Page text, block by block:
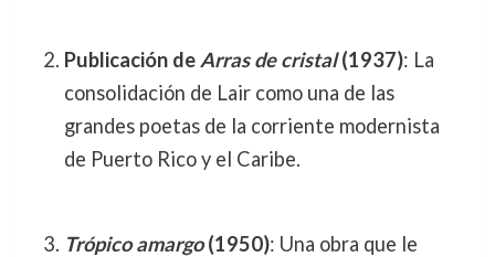
Publicación deArras de cristal(1937): La
consolidación de Lair como una de las
grandes poetas de la corriente modernista
de Puerto Rico y el Caribe.
Trópico amargo(1950): Una obra que le